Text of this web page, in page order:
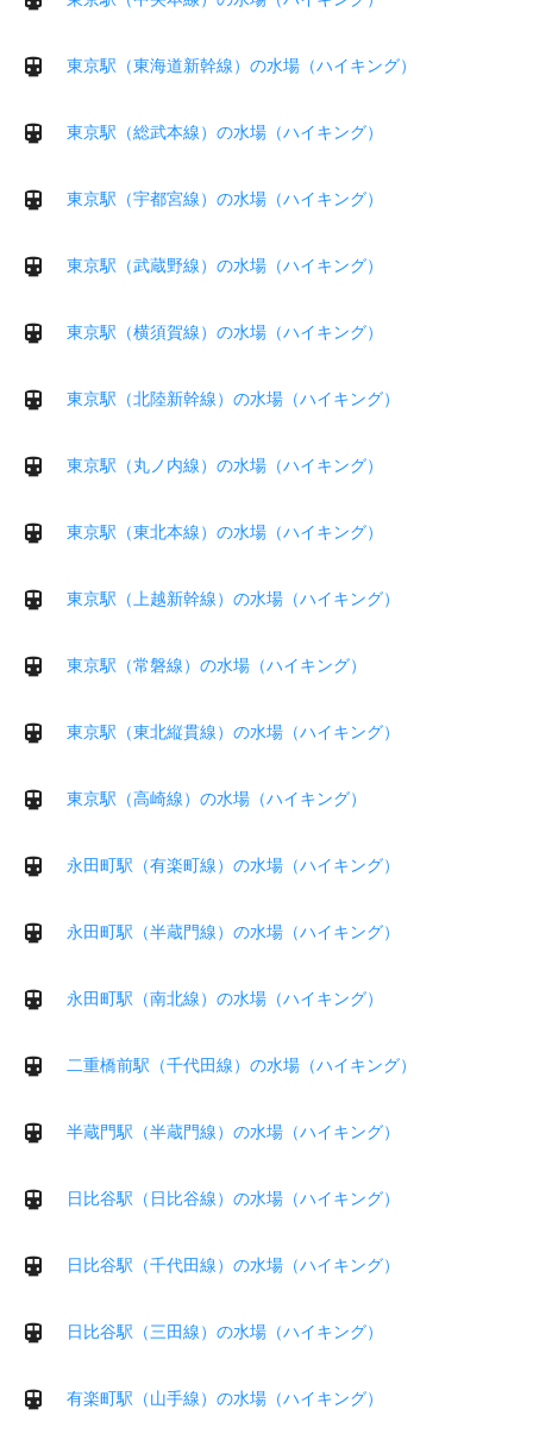
東京駅（東海道新幹線）の水場（ハイキング）
東京駅（総武本線）の水場（ハイキング）
東京駅（宇都宮線）の水場（ハイキング）
東京駅（武蔵野線）の水場（ハイキング）
東京駅（横須賀線）の水場（ハイキング）
東京駅（北陸新幹線）の水場（ハイキング）
東京駅（丸ノ内線）の水場（ハイキング）
東京駅（東北本線）の水場（ハイキング）
東京駅（上越新幹線）の水場（ハイキング）
東京駅（常磐線）の水場（ハイキング）
東京駅（東北縦貫線）の水場（ハイキング）
東京駅（高崎線）の水場（ハイキング）
永田町駅（有楽町線）の水場（ハイキング）
永田町駅（半蔵門線）の水場（ハイキング）
永田町駅（南北線）の水場（ハイキング）
二重橋前駅（千代田線）の水場（ハイキング）
半蔵門駅（半蔵門線）の水場（ハイキング）
日比谷駅（日比谷線）の水場（ハイキング）
日比谷駅（千代田線）の水場（ハイキング）
日比谷駅（三田線）の水場（ハイキング）
有楽町駅（山手線）の水場（ハイキング）